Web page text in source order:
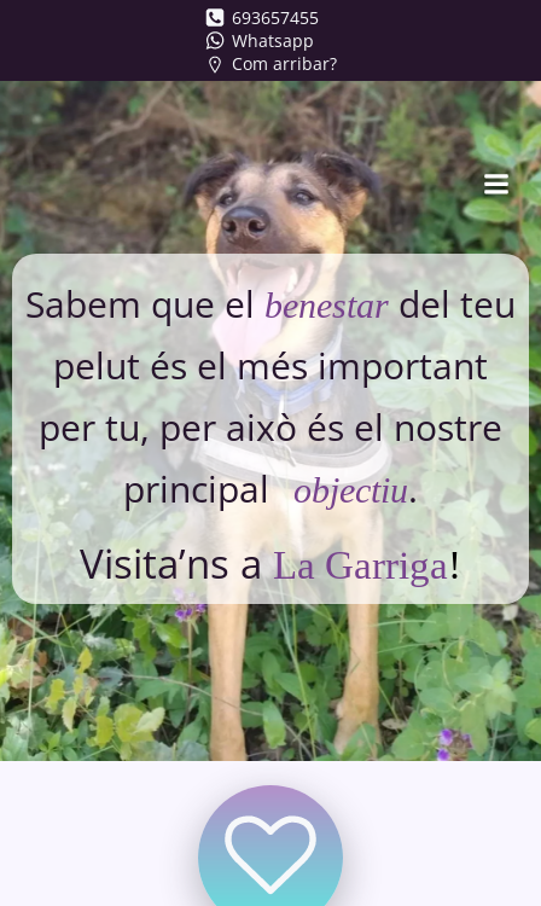
Skip
to
content
693657455
Whatsapp
Com arribar?
Sabem que elbenestardel teu
pelut és el més important
per tu, per això és el nostre
principal objectiu.
Visita’ns aLa Garriga!